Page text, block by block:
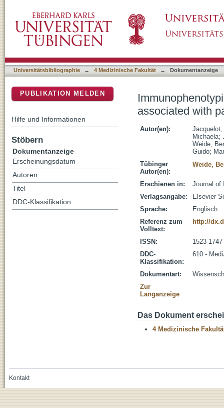
Universitätsbibliographie → 4 Medizinische Fakultät → Dokumentanzeige
associated with
Autor(en):
Michaela;
Weide,
Guido;
Tübinger
Autor(en):
Weide,
Erschienen in:
Journal of
Verlagsangabe:
Elsevier
Sprache:
Englisch
Referenz zum
Volltext:
http://
ISSN:
1523-1747
DDC-
Klassifikation:
610 -
Dokumentart:
Zur
Langanzeige
Das Dokument
4 Medizinische
PUBLIKATION MELDEN
Hilfe und Informationen
Stöbern
Dokumentanzeige
Erscheinungsdatum
Autoren
Titel
DDC-Klassifikation
Kontakt